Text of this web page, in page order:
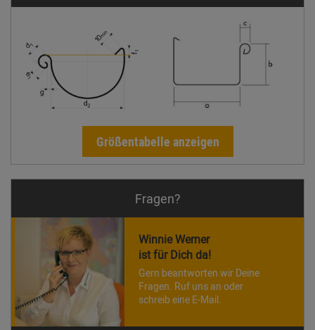
Größentabelle anzeigen
Fragen?
Winnie Werner
ist für Dich da!
Gern beantworten wir Deine
Fragen. Ruf uns an oder
schreib eine E-Mail.